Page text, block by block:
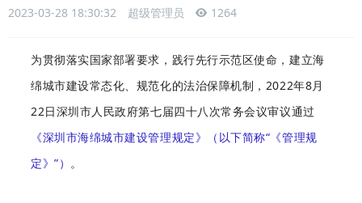
2023-03-28 18:30:32 超级管理员 1264
为贯彻落实国家部署要求，践行先行示范区使命，建立海
绵城市建设常态化、规范化的法治保障机制，2022年8月
22日深圳市人民政府第七届四十八次常务会议审议通过
《深圳市海绵城市建设管理规定》（以下简称“《管理规
定》”） 。